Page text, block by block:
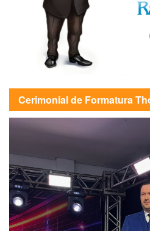
Cerimonial de Formatura